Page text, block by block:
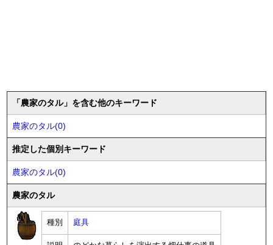
「農家のタル」を含む他のキーワード
農家のタル(0)
推定した個別キーワード
農家のタル(0)
農家のタル
種別 庭具